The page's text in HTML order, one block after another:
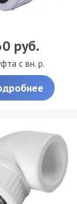
руб.
с вн. р.